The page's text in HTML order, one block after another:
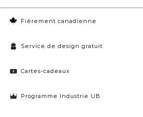
Fièrement canadienne
Service de design gratuit
Cartes-cadeaux
Programme Industrie UB